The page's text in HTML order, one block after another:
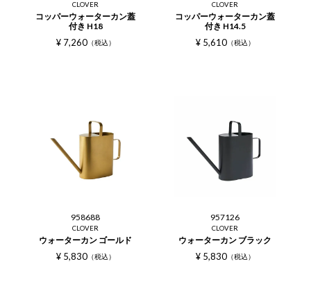
CLOVER
コッパーウォーターカン蓋
付き H18
¥ 7,260 税込
CLOVER
コッパーウォーターカン蓋
付き H14.5
¥ 5,610 税込
958688
CLOVER
ウォーターカン ゴールド
¥ 5,830 税込
957126
CLOVER
ウォーターカン ブラック
¥ 5,830 税込